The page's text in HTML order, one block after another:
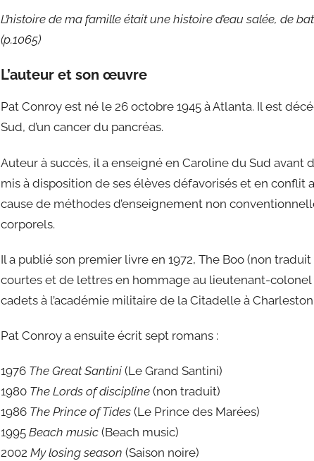
L’histoire de ma famille était une histoire d’eau salée, de
(p.1065)
L’auteur et son œuvre
Pat Conroy est né le 26 octobre 1945 à Atlanta. Il est
Sud, d’un cancer du pancréas.
Auteur à succès, il a enseigné en Caroline du Sud avant
mis à disposition de ses élèves défavorisés et en conflit
cause de méthodes d’enseignement non
corporels.
Il a publié son premier livre en 1972, The Boo (non
courtes et de lettres en hommage au lieutenant-colonel
cadets à l’académie militaire de la Citadelle à
Pat Conroy a ensuite écrit sept romans :
1976 The Great Santini (Le Grand Santini)
1980 The Lords of discipline (non traduit)
1986 The Prince of Tides (Le Prince des Marées)
1995Beach music (Beach music)
2002My losing season (Saison noire)